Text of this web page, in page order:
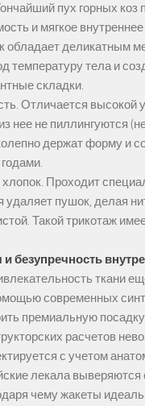
пух горных коз
и мягкое
обладает деликатным
температуру тела и
складки.
Отличается высокой
нее не пиллингуются
держат форму и
Проходит
удаляет пушок, делая
Такой трикотаж
и безупречность
ткани
современных
премиальную
расчетов
с учетом
лекала выверяются
чему жакеты